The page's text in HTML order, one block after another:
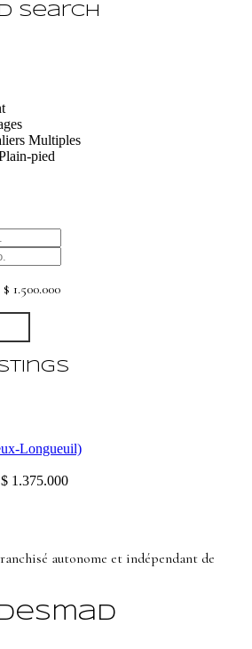
Search
Multiples
pied
1.500.000
Longueuil)
$ 1.375.000
autonome et indépendant de